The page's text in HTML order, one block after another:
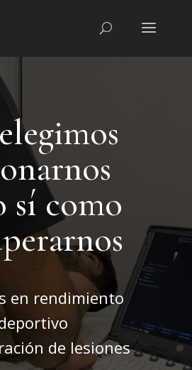
sí como
en rendimiento
de lesiones